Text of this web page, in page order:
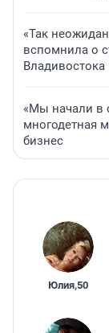
«Так
вспомнила о
Владивостока
«Мы начали в
многодетная
бизнес
Юлия,50